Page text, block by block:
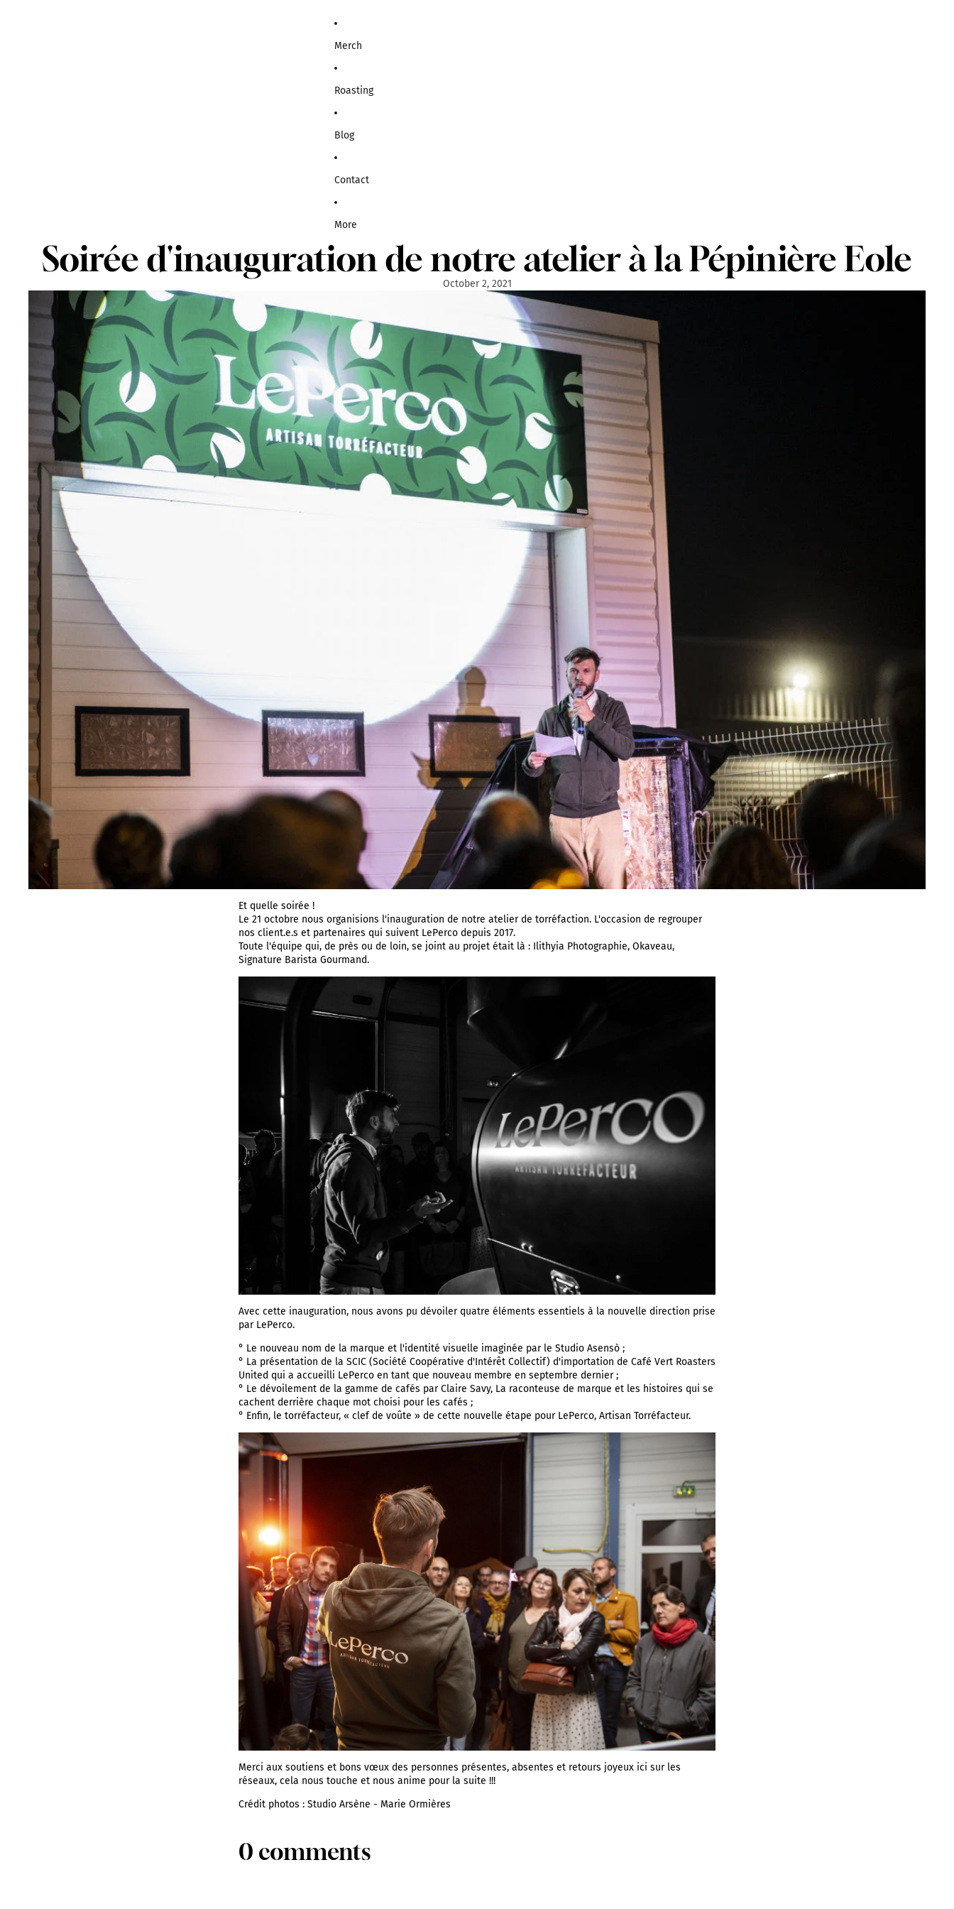
Merch
Roasting
Blog
Contact
More
Soirée d'inauguration de notre atelier à la Pépinière Eole
October 2, 2021
Et quelle soirée !
Le 21 octobre nous organisions l'inauguration de notre atelier de torréfaction. L'occasion de regrouper
nos client.e.s et partenaires qui suivent LePerco depuis 2017.
Toute l'équipe qui, de près ou de loin, se joint au projet était là : Ilithyia Photographie, Okaveau,
Signature Barista Gourmand.
Avec cette inauguration, nous avons pu dévoiler quatre éléments essentiels à la nouvelle direction prise
par LePerco.
° Le nouveau nom de la marque et l'identité visuelle imaginée par le Studio Asensò ;
° La présentation de la SCIC (Société Coopérative d'Intérêt Collectif) d'importation de Café Vert Roasters
United qui a accueilli LePerco en tant que nouveau membre en septembre dernier ;
° Le dévoilement de la gamme de cafés par Claire Savy, La raconteuse de marque et les histoires qui se
cachent derrière chaque mot choisi pour les cafés ;
° Enfin, le torréfacteur, « clef de voûte » de cette nouvelle étape pour LePerco, Artisan Torréfacteur.
Merci aux soutiens et bons vœux des personnes présentes, absentes et retours joyeux ici sur les
réseaux, cela nous touche et nous anime pour la suite !!!
Crédit photos : Studio Arsène - Marie Ormières
0 comments